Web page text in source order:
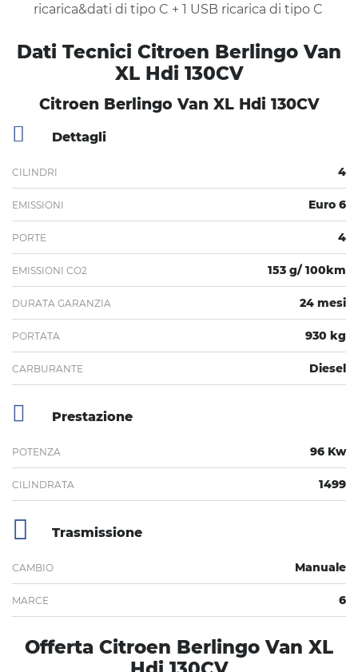
ricarica&dati di tipo C + 1 USB ricarica di tipo C
Dati Tecnici Citroen Berlingo Van
XL Hdi 130CV
Citroen Berlingo Van XL Hdi 130CV
Dettagli
CILINDRI 4
EMISSIONI Euro 6
PORTE 4
EMISSIONI CO2 153 g/ 100km
DURATA GARANZIA 24 mesi
PORTATA 930 kg
CARBURANTE Diesel
Prestazione
POTENZA 96 Kw
CILINDRATA 1499
Trasmissione
CAMBIO Manuale
MARCE 6
Offerta Citroen Berlingo Van XL